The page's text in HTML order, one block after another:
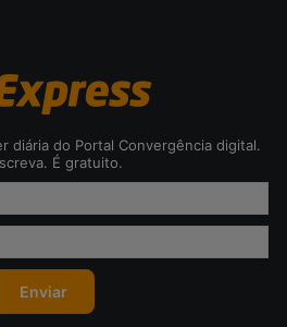
diária do Portal Convergência digital.
É gratuito.